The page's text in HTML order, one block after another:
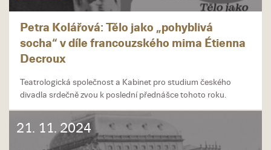
Petra Kolářová: Tělo jako „pohyblivá
socha“ v díle francouzského mima Étienna
Decroux
Teatrologická společnost a Kabinet pro studium českého
divadla srdečně zvou k poslední přednášce tohoto roku.
21. 11. 2024